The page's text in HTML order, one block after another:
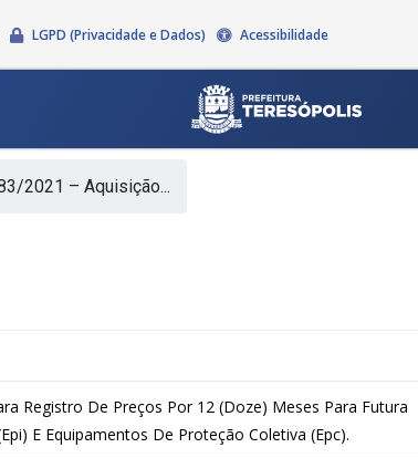
LGPD (Privacidade e Dados) Acessibilidade
2021 – Aquisição...
Registro De Preços Por 12 (Doze) Meses Para Futura
E Equipamentos De Proteção Coletiva (Epc).